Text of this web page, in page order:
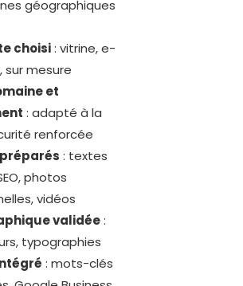
géographiques
choisi: vitrine, e-
mesure
et
: adapté à la
renforcée
: textes
photos
vidéos
validée:
typographies
: mots-clés